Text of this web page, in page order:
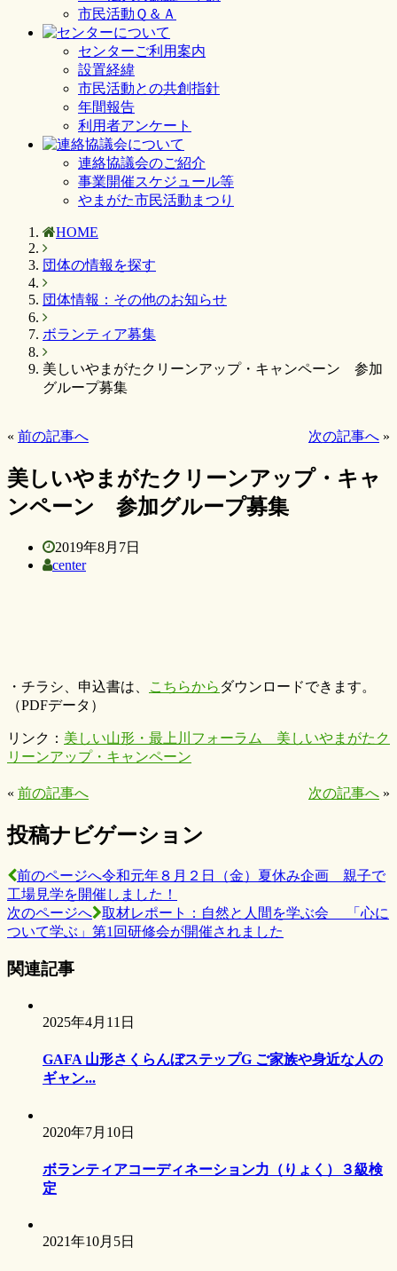
市民活動Ｑ＆Ａ
センターご利用案内
設置経緯
市民活動との共創指針
年間報告
利用者アンケート
連絡協議会のご紹介
事業開催スケジュール等
やまがた市民活動まつり
HOME
団体の情報を探す
団体情報：その他のお知らせ
ボランティア募集
美しいやまがたクリーンアップ・キャンペーン 参加
グループ募集
« 前の記事へ 次の記事へ »
美しいやまがたクリーンアップ・キャ
ンペーン 参加グループ募集
2019年8月7日
center
・チラシ、申込書は、 こちらから ダウンロードできます。
（PDFデータ）
リンク： 美しい山形・最上川フォーラム 美しいやまがたク
リーンアップ・キャンペーン
« 前の記事へ 次の記事へ »
投稿ナビゲーション
前のページへ令和元年８月２日（金）夏休み企画 親子で
工場見学を開催しました！
次のページへ
取材レポート：自然と人間を学ぶ会 「心に
ついて学ぶ」第1回研修会が開催されました
関連記事
2025年4月11日
GAFA 山形さくらんぼステップG ご家族や身近な人の
ギャン...
2020年7月10日
ボランティアコーディネーション力（りょく）３級検
定
2021年10月5日